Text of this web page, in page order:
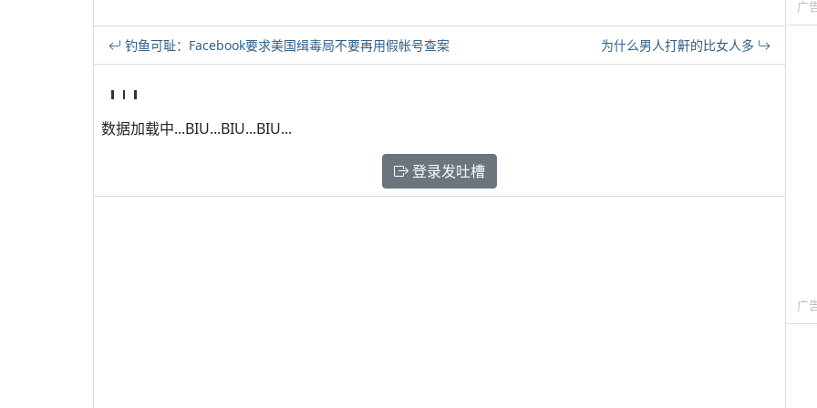
钓鱼可耻：Facebook要求美国缉毒局不要再用假帐号查案 为什么男人打鼾的比女人多
数据加载中...BIU...BIU...BIU...
登录发吐槽
广
广